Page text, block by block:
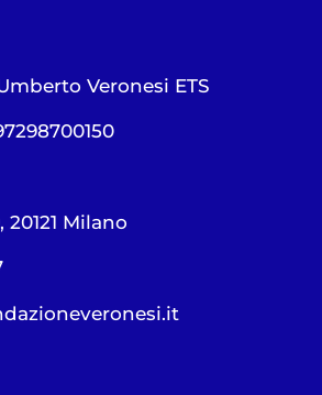
Veronesi ETS
20121 Milano